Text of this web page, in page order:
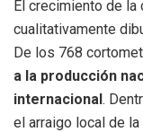
El crecimiento de la
cualitativamente
De los 768
a la producción
internacional.
el arraigo local de